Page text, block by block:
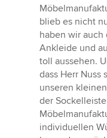
blieb es nicht
haben wir auch
Ankleide und
toll aussehen.
dass Herr Nuss
unseren
der
individuellen